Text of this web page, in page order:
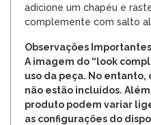
adicione um chapéu e
complemente com salto
Observações
A imagem do “look
uso da peça. No
não estão incluídos.
produto podem variar
as configurações do